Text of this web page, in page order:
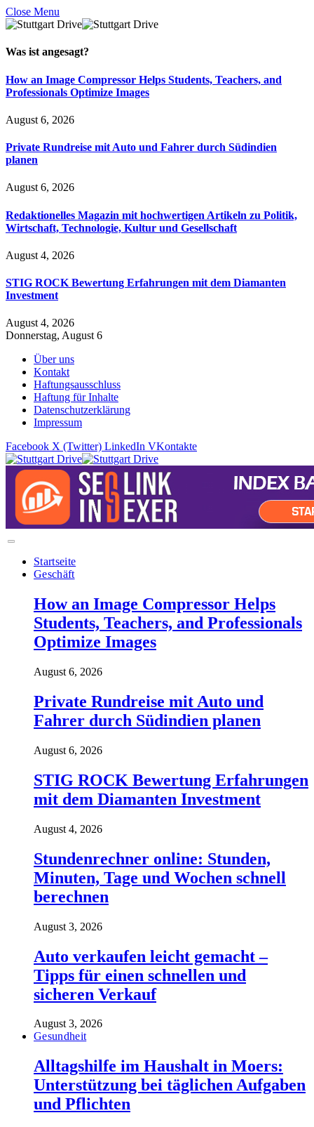
Close Menu
Was ist angesagt?
How an Image Compressor Helps Students, Teachers, and
Professionals Optimize Images
August 6, 2026
Private Rundreise mit Auto und Fahrer durch Südindien
planen
August 6, 2026
Redaktionelles Magazin mit hochwertigen Artikeln zu Politik,
Wirtschaft, Technologie, Kultur und Gesellschaft
August 4, 2026
STIG ROCK Bewertung Erfahrungen mit dem Diamanten
Investment
August 4, 2026
Donnerstag, August 6
Über uns
Kontakt
Haftungsausschluss
Haftung für Inhalte
Datenschutzerklärung
Impressum
Facebook X (Twitter) LinkedIn VKontakte
Startseite
Geschäft
How an Image Compressor Helps
Students, Teachers, and Professionals
Optimize Images
August 6, 2026
Private Rundreise mit Auto und
Fahrer durch Südindien planen
August 6, 2026
STIG ROCK Bewertung Erfahrungen
mit dem Diamanten Investment
August 4, 2026
Stundenrechner online: Stunden,
Minuten, Tage und Wochen schnell
berechnen
August 3, 2026
Auto verkaufen leicht gemacht –
Tipps für einen schnellen und
sicheren Verkauf
August 3, 2026
Gesundheit
Alltagshilfe im Haushalt in Moers:
Unterstützung bei täglichen Aufgaben
und Pflichten